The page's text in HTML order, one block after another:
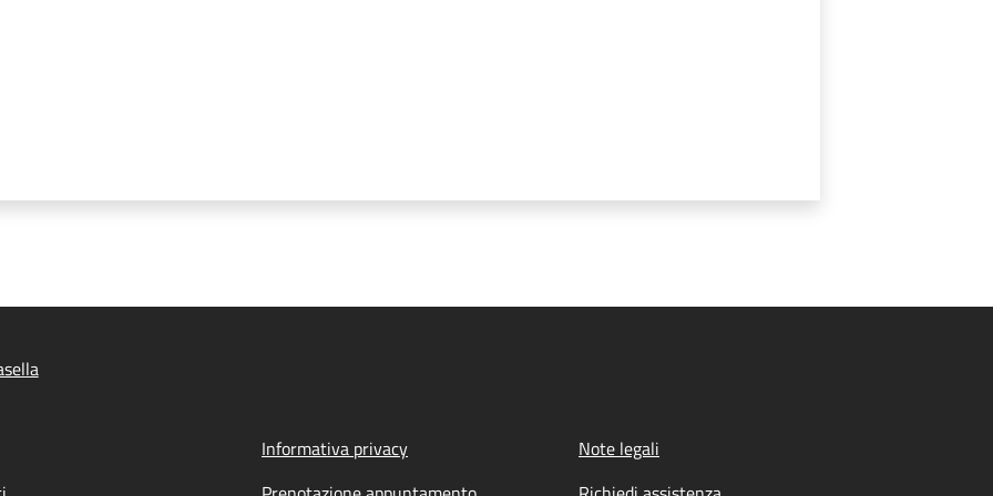
Informativa privacy
Note legali